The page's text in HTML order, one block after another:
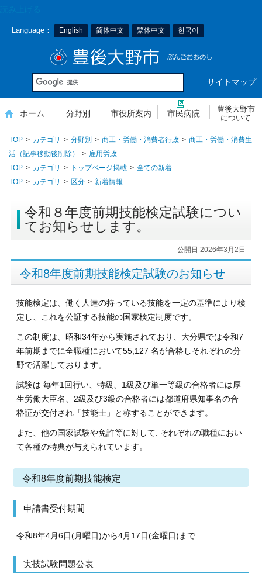
Language： English 简体中文 繁体中文 한국어
サイトマップ
ホーム 分野別 市役所案内 市民病院
豊後大野市
について
TOP カテゴリ 分野別 商工・労働・消費者行政
商工・労働・消費生
活（記事移動後削除）
雇用労政
TOP
カテゴリ トップページ掲載
全ての新着
TOP
カテゴリ 区分 新着情報
令和８年度前期技能検定試験につい
てお知らせします。
公開日 2026年3月2日
令和8年度前期技能検定試験のお知らせ
技能検定は、働く人達の持っている技能を一定の基準により検
定し、これを公証する技能の国家検定制度です。
この制度は、昭和34年から実施されており、大分県では令和7
年前期までに全職種において55,127 名が合格しそれぞれの分
野で活躍しております。
試験は 毎年1回行い、特級、1級及び単一等級の合格者には厚
生労働大臣名、2級及び3級の合格者には都道府県知事名の合
格証が交付され「技能士」と称することができます。
また、他の国家試験や免許等に対して. それぞれの職種におい
て各種の特典が与えられています。
令和8年度前期技能検定
申請書受付期間
令和8年4月6日(月曜日)から4月17日(金曜日)まで
実技試験問題公表